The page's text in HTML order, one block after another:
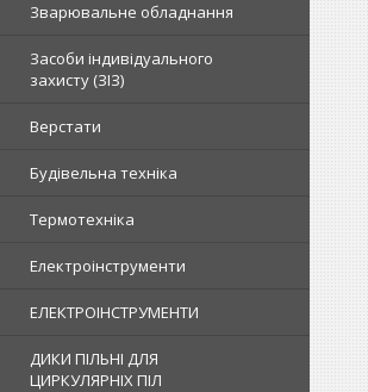
Зварювальне обладнання
Засоби індивідуального
захисту (ЗІЗ)
Верстати
Будівельна техніка
Термотехніка
Електроінструменти
ЕЛЕКТРОІНСТРУМЕНТИ
ДИКИ ПІЛЬНІ ДЛЯ
ЦИРКУЛЯРНІХ ПІЛ